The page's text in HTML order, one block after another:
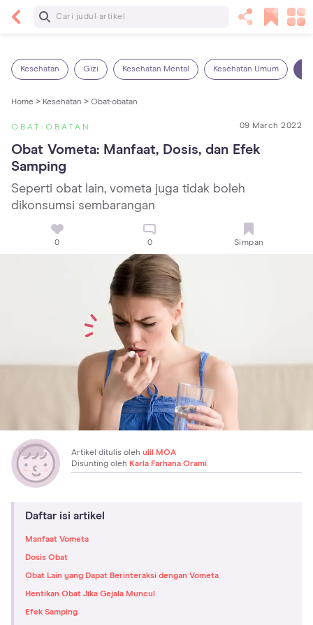
Baca Selanjutnya
Kesehatan Gizi Kesehatan Mental Kesehatan Umum
Home > Kesehatan > Obat-obatan
OBAT-OBATAN 09 March 2022
Obat Vometa: Manfaat, Dosis, dan Efek
Samping
Seperti obat lain, vometa juga tidak boleh
dikonsumsi sembarangan
0 0 Simpan
Artikel ditulis oleh ulil MOA
Disunting oleh Karla Farhana Orami
Daftar isi artikel
Manfaat Vometa
Dosis Obat
Obat Lain yang Dapat Berinteraksi dengan Vometa
Hentikan Obat Jika Gejala Muncul
Efek Samping